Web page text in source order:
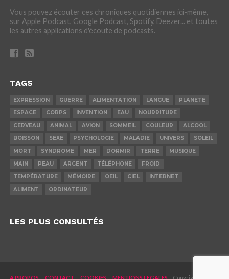
Vous pouvez écouter ces chroniques quotidiennes ici-même,
sur Apple Podcast, Google Podcast, Spotify, Deezer... et toutes
les autres applications d'écoute de podcasts.
TAGS
EXPRESSION GUERRE ALIMENTATION LANGUE
PLANETE
ESPACE
CORPS INVENTION EAU
NOURRITURE
CERVEAU
ANIMAL AVION SOMMEIL COULEUR
ALCOOL
BOISSON
SEXE PSYCHOLOGIE MALADIE UNIVERS
SOLEIL
MORT
SYNDROME MER DORMIR TERRE
MUSIQUE
MAIN
PEAU ARGENT TÉLÉPHONE
FROID
TEMPÉRATURE
MÉMOIRE OEIL CIEL
INTERNET
ALIMENT
ORDINATEUR
LES PLUS CONSULTÉS